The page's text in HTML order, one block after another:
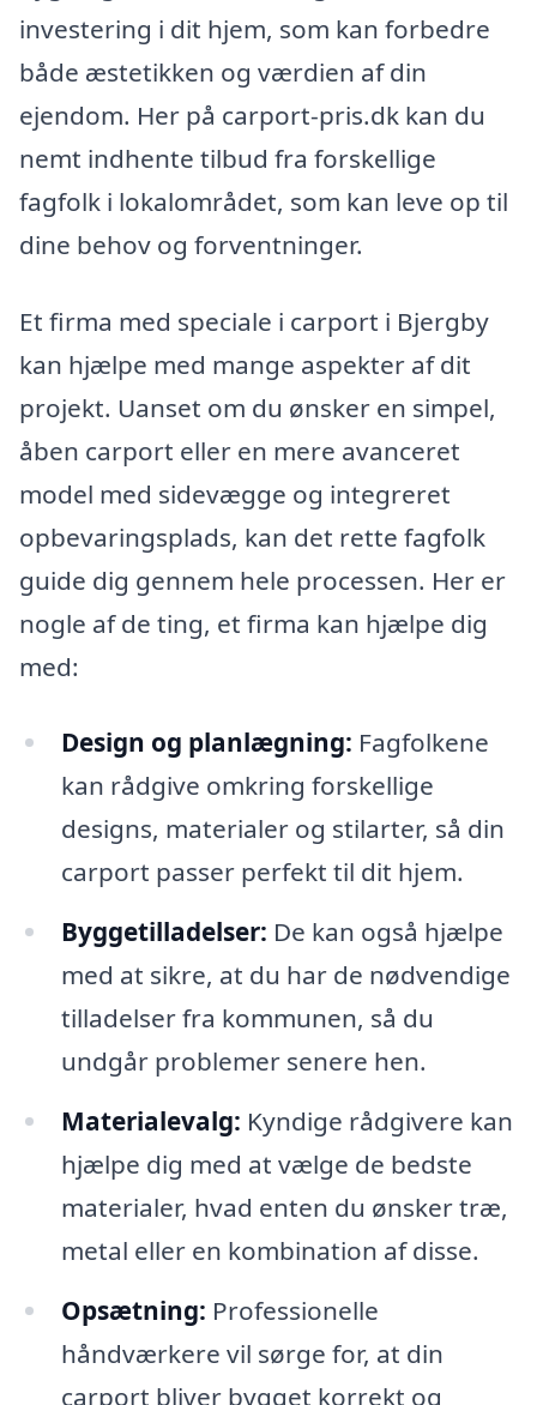
investering i dit hjem, som kan forbedre
både æstetikken og værdien af din
ejendom. Her på carport-pris.dk kan du
nemt indhente tilbud fra forskellige
fagfolk i lokalområdet, som kan leve op til
dine behov og forventninger.
Et firma med speciale i carport i Bjergby
kan hjælpe med mange aspekter af dit
projekt. Uanset om du ønsker en simpel,
åben carport eller en mere avanceret
model med sidevægge og integreret
opbevaringsplads, kan det rette fagfolk
guide dig gennem hele processen. Her er
nogle af de ting, et firma kan hjælpe dig
med:
Design og planlægning: Fagfolkene
kan rådgive omkring forskellige
designs, materialer og stilarter, så din
carport passer perfekt til dit hjem.
Byggetilladelser: De kan også hjælpe
med at sikre, at du har de nødvendige
tilladelser fra kommunen, så du
undgår problemer senere hen.
Materialevalg: Kyndige rådgivere kan
hjælpe dig med at vælge de bedste
materialer, hvad enten du ønsker træ,
metal eller en kombination af disse.
Opsætning: Professionelle
håndværkere vil sørge for, at din
carport bliver bygget korrekt og